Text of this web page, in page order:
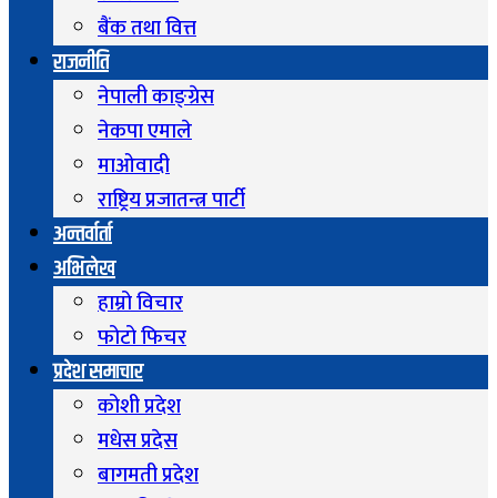
बैंक तथा वित्त
राजनीति
नेपाली काङ्ग्रेस
नेकपा एमाले
माओवादी
राष्ट्रिय प्रजातन्त्र पार्टी
अन्तर्वार्ता
अभिलेख
हाम्रो विचार
फोटो फिचर
प्रदेश समाचार
कोशी प्रदेश
मधेस प्रदेस
बागमती प्रदेश